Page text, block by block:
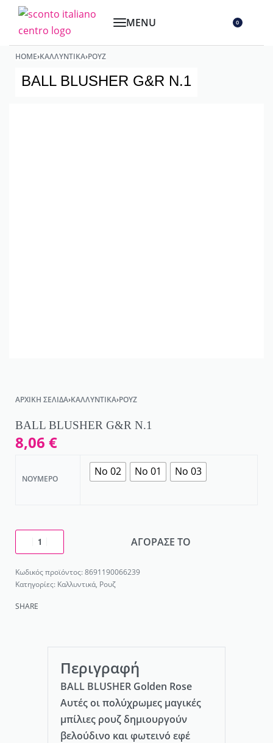
0
HOME›ΚΑΛΛΥΝΤΙΚΆ›ΡΟΥΖ
BALL BLUSHER G&R N.1
ΑΡΧΙΚΉ ΣΕΛΊΔΑ›ΚΑΛΛΥΝΤΙΚΆ›ΡΟΥΖ
BALL BLUSHER G&R N.1
8,06 €
ΝΟΎΜΕΡΟ
No 02 No 01 No 03
ΑΓΟΡΑΣΕ ΤΟ
8691190066239
Κατηγορίες: Καλλυντικά, Ρουζ
SHARE
Περιγραφή
BALL BLUSHER Golden Rose
Αυτές οι πολύχρωμες μαγικές
μπίλιες ρουζ δημιουργούν
βελούδινο και φωτεινό εφέ